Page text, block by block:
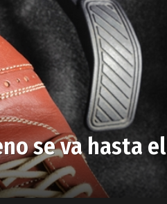
se va hasta el